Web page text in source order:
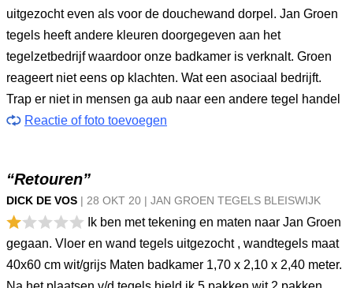
uitgezocht even als voor de douchewand dorpel. Jan Groen
tegels heeft andere kleuren doorgegeven aan het
tegelzetbedrijf waardoor onze badkamer is verknalt. Groen
reageert niet eens op klachten. Wat een asociaal bedrijft.
Trap er niet in mensen ga aub naar een andere tegel handel
Reactie of foto toevoegen
“Retouren”
DICK DE VOS | 28 OKT 20 | JAN GROEN TEGELS BLEISWIJK
Ik ben met tekening en maten naar Jan Groen
gegaan. Vloer en wand tegels uitgezocht , wandtegels maat
40x60 cm wit/grijs Maten badkamer 1,70 x 2,10 x 2,40 meter.